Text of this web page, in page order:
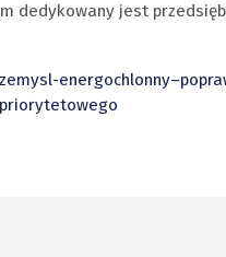
dedykowany jest